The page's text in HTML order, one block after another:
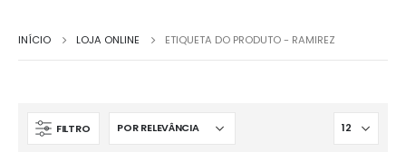
INÍCIO LOJA ONLINE ETIQUETA DO PRODUTO - RAMIREZ
FILTRO